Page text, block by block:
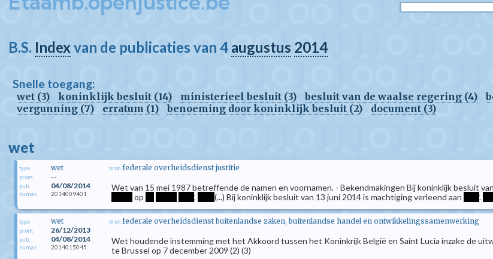
B.S. Indexvan de publicaties van 4 augustus 2014
Snelle toegang:
wet (3) koninklijk besluit (14) ministerieel besluit (3) besluit van de waalse regering (4)
vergunning (7)
erratum (1) benoeming door koninklijk besluit (2) document (3)
wet
type wet
prom. --
pub. 04/08/2014
numac 2014009401
bron federale overheidsdienst justitie
Wet van 15 mei 1987 betreffende de namen en voornamen. - Bekendmakingen Bij koninklijk besluit
op , (...) Bij koninklijk besluit van 13 juni 2014 is machtiging verleend aan .
type wet
prom. 26/12/2013
pub. 04/08/2014
numac 2014015045
bron federale overheidsdienst buitenlandse zaken, buitenlandse handel en ontwikkelingssamenwerking
Wet houdende instemming met het Akkoord tussen het Koninkrijk België en Saint Lucia inzake de
te Brussel op 7 december 2009 (2) (3)